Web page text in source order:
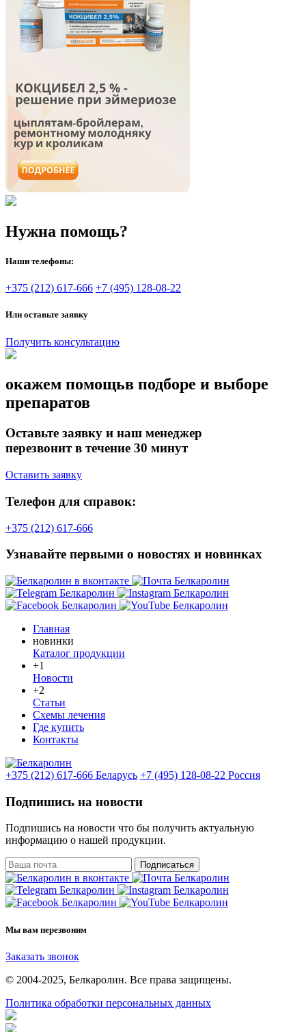
Нужна помощь?
Наши телефоны:
+375 (212) 617-666 +7 (495) 128-08-22
Или оставьте заявку
Получить консультацию
окажем помощьв подборе и выборе
препаратов
Оставьте заявку и наш менеджер
перезвонит в течение 30 минут
Оставить заявку
Телефон для справок:
+375 (212) 617-666
Узнавайте первыми о новостях и новинках
Главная
новинки
Каталог продукции
+1
Новости
+2
Статьи
Схемы лечения
Где купить
Контакты
+375 (212) 617-666 Беларусь +7 (495) 128-08-22 Россия
Подпишись на новости
Подпишись на новости что бы получить актуальную
информацию о нашей продукции.
Подписаться
Мы вам перезвоним
Заказать звонок
© 2004-2025, Белкаролин. Все права защищены.
Политика обработки персональных данных